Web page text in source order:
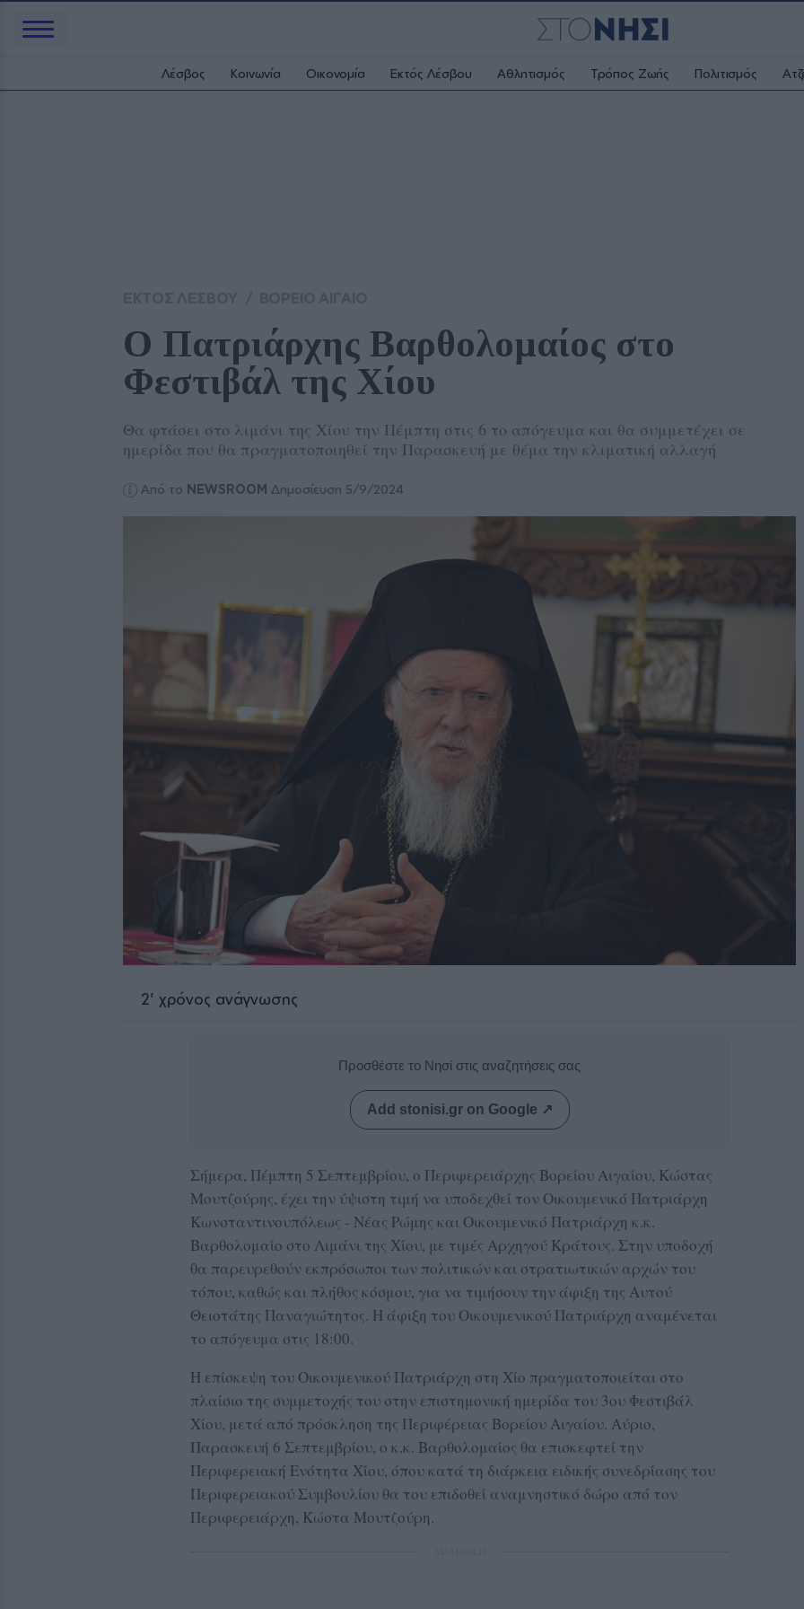
Λέσβος Κοινωνία Οικονομία Εκτός Λέσβου Αθλητισμός Τρόπος Ζωής Πολιτισμός
Ο Πατριάρχης Βαρθολομαίος στο
Φεστιβάλ της Χίου
Θα φτάσει στο λιμάνι της Χίου την Πέμπτη στις 6 το απόγευμα και θα συμμετέχει σε
ημερίδα που θα πραγματοποιηθεί την Παρασκευή με θέμα την κλιματική αλλαγή
Από το NEWSROOM Δημοσίευση 5/9/2024
2' χρόνος ανάγνωσης
Προσθέστε το Νησί στις αναζητήσεις σας
Add stonisi.gr on Google ↗
Σήμερα, Πέμπτη 5 Σεπτεμβρίου, ο Περιφερειάρχης Βορείου Αιγαίου, Κώστας
Μουτζούρης, έχει την ύψιστη τιμή να υποδεχθεί τον Οικουμενικό Πατριάρχη
Κωνσταντινουπόλεως - Νέας Ρώμης και Οικουμενικό Πατριάρχη κ.κ.
Βαρθολομαίο στο Λιμάνι της Χίου, με τιμές Αρχηγού Κράτους. Στην υποδοχή
θα παρευρεθούν εκπρόσωποι των πολιτικών και στρατιωτικών αρχών του
τόπου, καθώς και πλήθος κόσμου, για να τιμήσουν την άφιξη της Αυτού
Θειοτάτης Παναγιώτητος. Η άφιξη του Οικουμενικού Πατριάρχη αναμένεται
το απόγευμα στις 18:00.
Η επίσκεψη του Οικουμενικού Πατριάρχη στη Χίο πραγματοποιείται στο
πλαίσιο της συμμετοχής του στην επιστημονική ημερίδα του 3ου Φεστιβάλ
Χίου, μετά από πρόσκληση της Περιφέρειας Βορείου Αιγαίου. Αύριο,
Παρασκευή 6 Σεπτεμβρίου, ο κ.κ. Βαρθολομαίος θα επισκεφτεί την
Περιφερειακή Ενότητα Χίου, όπου κατά τη διάρκεια ειδικής συνεδρίασης του
Περιφερειακού Συμβουλίου θα του επιδοθεί αναμνηστικό δώρο από τον
Περιφερειάρχη, Κώστα Μουτζούρη.